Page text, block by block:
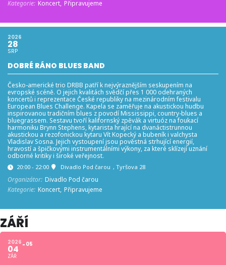
Kategorie: Koncert, Připravujeme
2026
28
SRP
DOBRÉ RÁNO BLUES BAND
Česko-americké trio DRBB patří k nejvýraznějším seskupením na
evropské scéně. O jejich kvalitách svědčí přes 1 000 odehraných
koncertů i reprezentace České republiky na mezinárodním festivalu
European Blues Challenge. Kapela se zaměřuje na akustickou hudbu
inspirovanou tradičním blues z povodí Mississippi, country-blues a
bluegrassem. Sestavu tvoří kalifornský zpěvák a virtuóz na foukací
harmoniku Brynn Stephens, kytarista hrající na dvanáctistrunnou
akustickou a rezofonickou kytaru Vít Kopecký a bubeník i valchysta
Vladislav Sosna. Jejich vystoupení jsou pověstná strhující energií,
hravostí a špičkovými instrumentálními výkony, za které sklízejí uznání
odborné kritiky i široké veřejnost.
20:00 - 22:00 Divadlo Pod čarou , Tyršova 28
Organizátor: Divadlo Pod čarou
Kategorie: Koncert, Připravujeme
ZÁŘÍ
2026
04
ZÁŘ
05